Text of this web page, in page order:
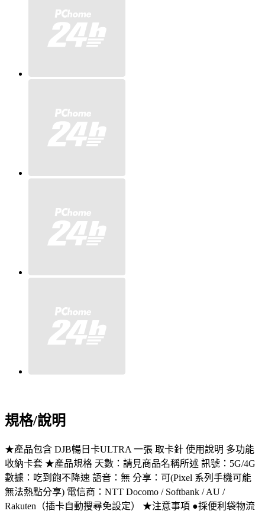
規格/說明
★產品包含 DJB暢日卡ULTRA 一張 取卡針 使用說明 多功能
收納卡套 ★產品規格 天數：請見商品名稱所述 訊號：5G/4G
數據：吃到飽不降速 語音：無 分享：可(Pixel 系列手機可能
無法熱點分享) 電信商：NTT Docomo / Softbank / AU /
Rakuten（插卡自動搜尋免設定） ★注意事項 ●採便利袋物流